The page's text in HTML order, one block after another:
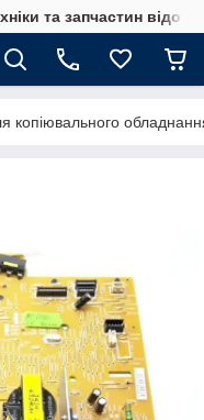
та запчастин
копіювального